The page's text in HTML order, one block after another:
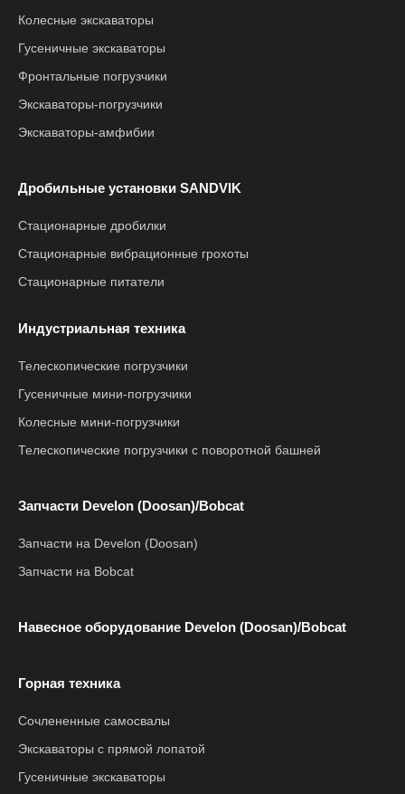
Колесные экскаваторы
Гусеничные экскаваторы
Фронтальные погрузчики
Экскаваторы-погрузчики
Экскаваторы-амфибии
Дробильные установки SANDVIK
Стационарные дробилки
Стационарные вибрационные грохоты
Стационарные питатели
Индустриальная техника
Телескопические погрузчики
Гусеничные мини-погрузчики
Колесные мини-погрузчики
Телескопические погрузчики с поворотной башней
Запчасти Develon (Doosan)/Bobcat
Запчасти на Develon (Doosan)
Запчасти на Bobcat
Навесное оборудование Develon (Doosan)/Bobcat
Горная техника
Сочлененные самосвалы
Экскаваторы с прямой лопатой
Гусеничные экскаваторы